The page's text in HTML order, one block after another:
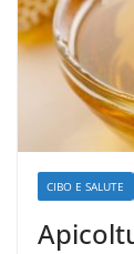
CIBO E SALUTE